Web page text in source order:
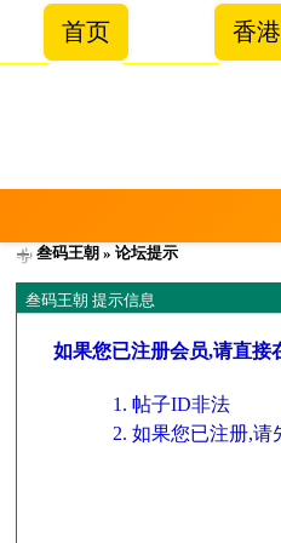
首页 香
叁码王朝 » 论坛提示
叁码王朝 提示信息
如果您已注册会员,请直接
帖子ID非法
如果您已注册,请